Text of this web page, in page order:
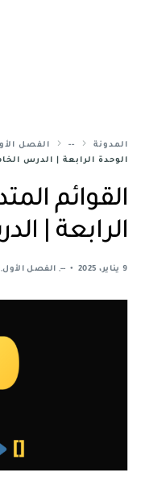
المدونة -- الفصل
الوحدة الرابعة | الدرس
القوائم
الرابعة |
9 يناير، 2025 --
, الفصل الأول,